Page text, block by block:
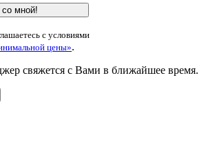
мной!
с условиями
цены».
свяжется с Вами в ближайшее время.